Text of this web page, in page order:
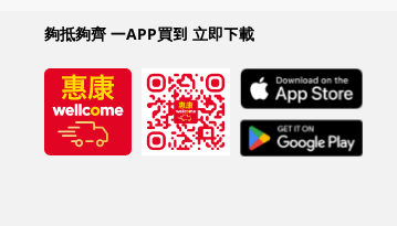
夠抵夠齊 一APP買到 立即下載